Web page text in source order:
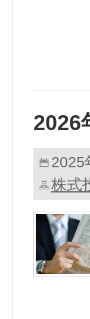
2026
2025
株式